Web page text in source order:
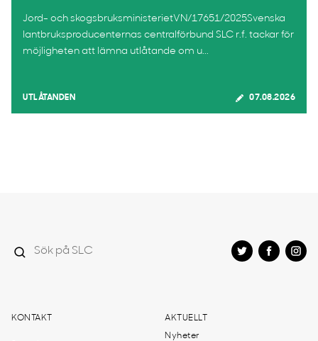
Jord- och skogsbruksministerietVN/17651/2025Svenska
lantbruksproducenternas centralförbund SLC r.f. tackar för
möjligheten att lämna utlåtande om u...
UTLÅTANDEN 07.08.2026
KONTAKT AKTUELLT
Nyheter